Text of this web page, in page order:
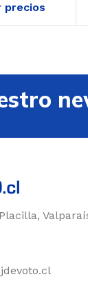
precios